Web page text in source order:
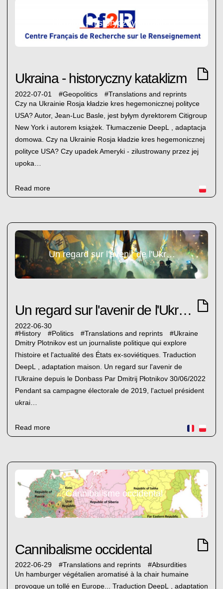
Ukraina - historyczny kataklizm
Ukraina - historyczny kataklizm
2022-07-01 #Geopolitics #Translations and reprints
Czy na Ukrainie Rosja kładzie kres hegemonicznej polityce
USA? Autor, Jean-Luc Basle, jest byłym dyrektorem Citigroup
New York i autorem książek. Tłumaczenie DeepL , adaptacja
domowa. Czy na Ukrainie Rosja kładzie kres hegemonicznej
polityce USA? Czy upadek Ameryki - zilustrowany przez jej
upoka…
Read more
Un regard sur l'avenir de l'Ukraine
Un regard sur l'avenir de l'Ukraine
2022-06-30
#History #Politics #Translations and reprints #Ukraine
Dmitry Plotnikov est un journaliste politique qui explore
l'histoire et l'actualité des États ex-soviétiques. Traduction
DeepL , adaptation maison. Un regard sur l'avenir de
l'Ukraine depuis le Donbass Par Dmitrij Płotnikov 30/06/2022
Pendant sa campagne électorale de 2019, l'actuel président
ukrai…
Read more
Cannibalisme occidental
Cannibalisme occidental
2022-06-29 #Translations and reprints #Absurdities
Un hamburger végétalien aromatisé à la chair humaine
provoque un tollé en Europe... Traduction DeepL , adaptation